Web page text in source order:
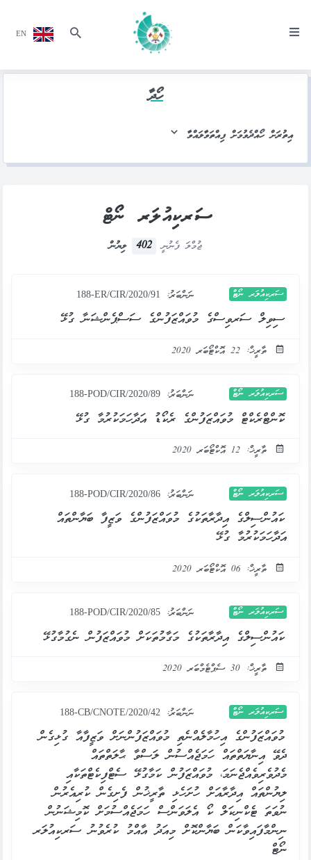
EN
ހޯދާ
އިތުރަށް ހޯއްދެވުމަށް ފިއްތަވާލައްވާ
ސަރކިއުލަރ ނޯޓް
ޖުމްލަ ފެނުނީ 402 ލިޔުން
ސަރކިއުލަރ ނޯޓް ނަންބަރު: 188-ER/CIR/2020/91
ސިވިލް ސަރވިސްގެ މުވައްޒަފުންގެ ސަސްޕެންޝަނާ ގުޅޭ
ތާރީޚް: 22 އޮކްޓޯބަރ 2020
ސަރކިއުލަރ ނޯޓް ނަންބަރު: 188-POD/CIR/2020/89
ކޮންޓްރެކްޓް މުވައްޒަފުންގެ ރެކޯޑު އަދާހަމަކުރުމާ ގުޅޭ
ތާރީޚް: 12 އޮކްޓޯބަރ 2020
ސަރކިއުލަރ ނޯޓް ނަންބަރު: 188-POD/CIR/2020/86
ކައުންސިލްގެ އިދާރާތަކުގެ މުވައްޒަފުންގެ ވަޒީފާ ބަޔާންތައް
އަދާހަމަކުރުމާ ގުޅޭ
ތާރީޚް: 06 އޮކްޓޯބަރ 2020
ސަރކިއުލަރ ނޯޓް ނަންބަރު: 188-POD/CIR/2020/85
ކައުންސިލްގެ އިދާރާތަކުގެ މަގާމުތަކަށް މުވައްޒަފުން ނެގުމާގުޅޭ
ތާރީޚް: 30 ސެޕްޓެމްބަރ 2020
ސަރކިއުލަރ ނޯޓް ނަންބަރު: 188-CB/CNOTE/2020/42
މުވައްޒަފުންގެ އިހުމާލެއްނެތި މުވައްޒަފުންނަށް ވަޒީފާއާ ގުޅިގެން
ދެވޭ އިނާޔަތްތައް ހަމަޖެއްސުން ލަސްވާ ޙާލަތްތައް
މެދުވެރިވެއްޖެނަމަ، މުވައްޒަފުން ކަމާގުޅޭ ސެޓްފިކެޓްތަކާއި
ލިޔުންތައް އިދާރާއަށް ހުށަހެޅި ތާރީޚުން ފެށިގެން ކުރިއެރުން
ނުވަތަ ޓެކްނިކަލް ކޯ އެލަވަންސް ހަމަޖެއްސުމަށް ކޮމިޝަނުން
ނިންމާފައިވާކަން ބަޔާންކޮށް މިއަދު އާއްމު ކުރެވުނު ސަރކިއުލަރ
ނޯޓް